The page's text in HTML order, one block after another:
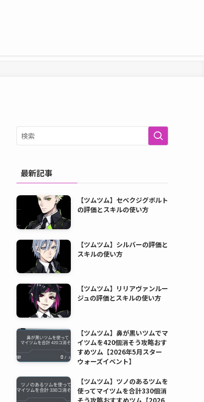
最新記事
【ツムツム】セベクジグボルト
の評価とスキルの使い方
【ツムツム】シルバーの評価と
スキルの使い方
【ツムツム】リリアヴァンルー
ジュの評価とスキルの使い方
【ツムツム】鼻が黒いツムでマ
イツムを420個消そう攻略おす
すめツム【2026年5月スター
ウォーズイベント】
【ツムツム】ツノのあるツムを
使ってマイツムを合計330個消